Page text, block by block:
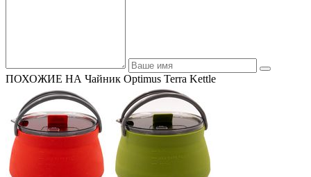
ПОХОЖИЕ НА Чайник Optimus Terra Kettle